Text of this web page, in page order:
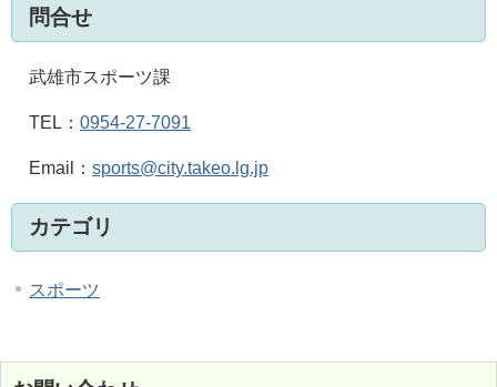
問合せ
武雄市スポーツ課
TEL ： 0954-27-7091
Email： sports@city.takeo.lg.jp
カテゴリ
スポーツ